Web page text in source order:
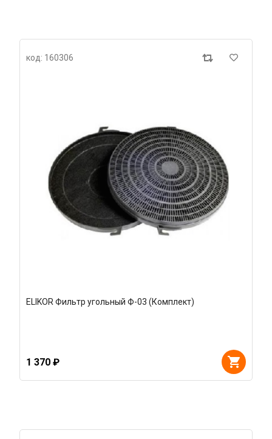
код: 160306
ELIKOR Фильтр угольный Ф-03 (Комплект)
1 370 ₽